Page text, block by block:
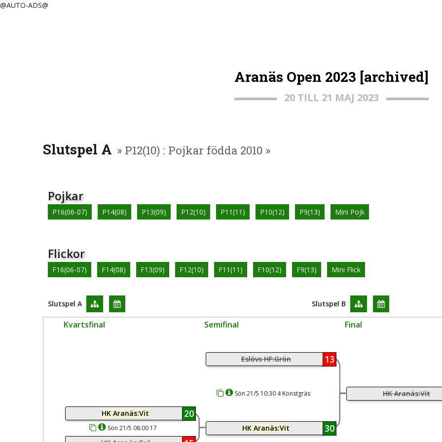
@AUTO-ADS@
Aranäs Open 2023 [archived]
20 TILL 21 MAJ 2023
Slutspel A » P12(10) : Pojkar födda 2010 »
Pojkar
P16(06-07) P14(08) P13(09) P12(10) P11(11) P10(12) P9(13) Mini Pojk
Flickor
F16(06-07) F14(08) F13(09) F12(10) F11(11) F10(12) F9(13) Mini Flick
Slutspel A Slutspel B
Kvartsfinal Semifinal Final
HK Aranäs:Vit 20
Sön 21/5 08:00 17
Eslövs HF:Grön 13
Sön 21/5 10:30 4 Konstgräs
HK Aranäs:Vit 30
HK Aranäs:Vit